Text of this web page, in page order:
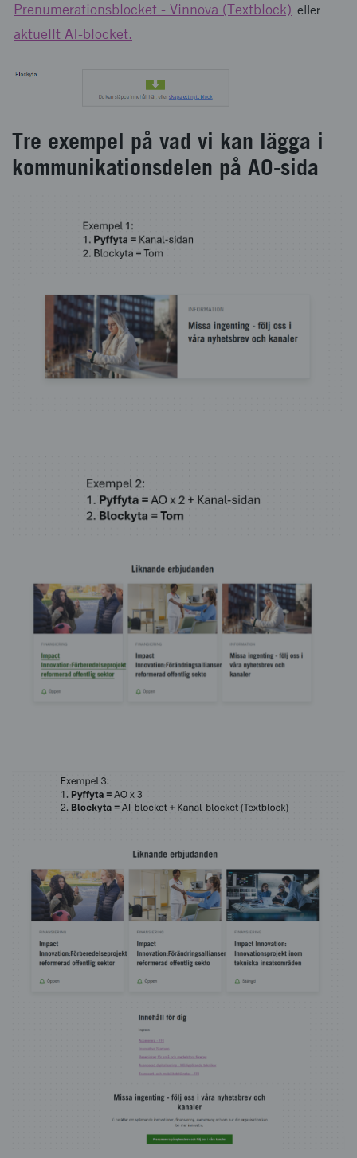
Prenumerationsblocket - Vinnova (Textblock) eller
aktuellt AI-blocket.
Tre exempel på vad vi kan lägga i
kommunikationsdelen på AO-sida